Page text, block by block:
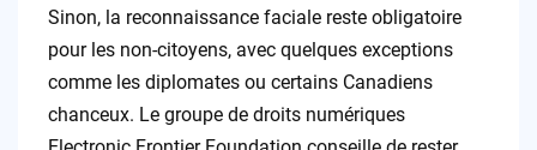
Sinon, la reconnaissance faciale reste obligatoire
pour les non-citoyens, avec quelques exceptions
comme les diplomates ou certains Canadiens
chanceux. Le groupe de droits numériques